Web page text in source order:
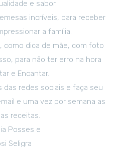
e sabor.
incríveis, para receber
a família.
como dica de mãe, com foto
para não ter erro na hora
e Encantar.
das redes sociais e faça seu
e uma vez por semana as
receitas.
Posses e
Seligra